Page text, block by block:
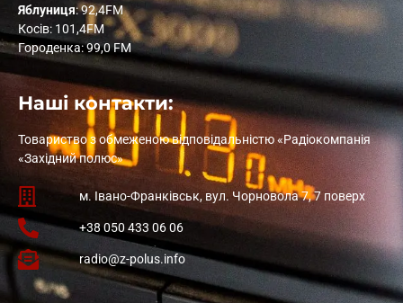
Яблуниця: 92,4FM
Косів: 101,4FM
Городенка: 99,0 FM
Наші контакти:
Товариство з обмеженою відповідальністю «Радіокомпанія
«Західний полюс»
м. Івано-Франківськ, вул. Чорновола 7, 7 поверх
+38 050 433 06 06
radio@z-polus.info